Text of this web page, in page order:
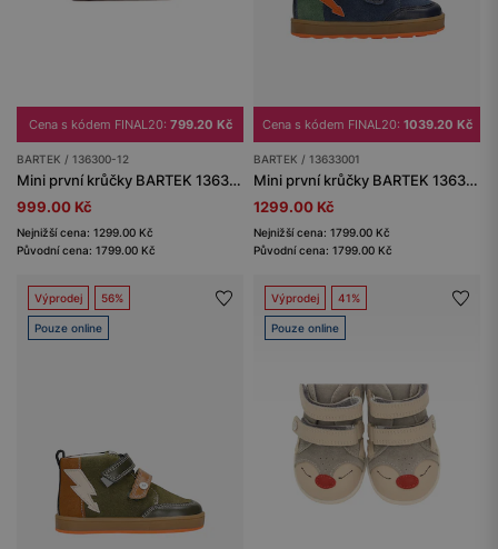
Cena s kódem FINAL20: 799.20 Kč
BARTEK / 136300-12
Mini první krůčky BARTEK 136300-12, pro holčičky, fialovo-stříbrné
999.00 Kč
Nejnižší cena: 1299.00 Kč
Původní cena: 1799.00 Kč
Cena s kódem FINAL20: 1039.20 Kč
BARTEK / 13633001
Mini první krůčky BARTEK 13633001, pro chlapce, modré
1299.00 Kč
Nejnižší cena: 1799.00 Kč
Původní cena: 1799.00 Kč
Výprodej 56%
Pouze online
Výprodej 41%
Pouze online